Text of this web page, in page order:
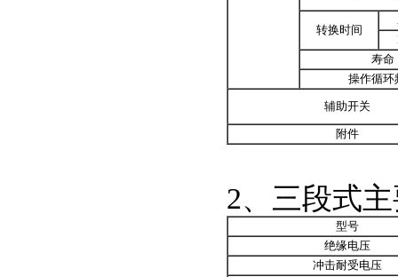
转换时间
寿命
操作循环
辅助开关
附件
2、三段式
型号
绝缘电压
冲击耐受电压